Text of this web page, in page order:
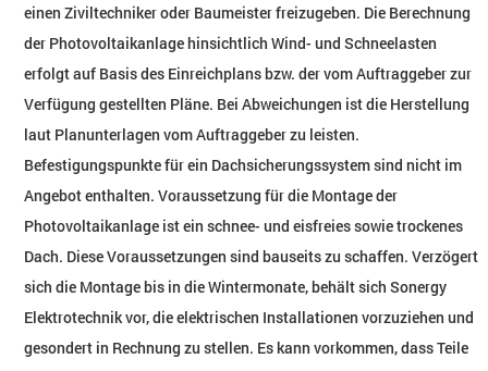
einen Ziviltechniker oder Baumeister freizugeben. Die Berechnung
der Photovoltaikanlage hinsichtlich Wind- und Schneelasten
erfolgt auf Basis des Einreichplans bzw. der vom Auftraggeber zur
Verfügung gestellten Pläne. Bei Abweichungen ist die Herstellung
laut Planunterlagen vom Auftraggeber zu leisten.
Befestigungspunkte für ein Dachsicherungssystem sind nicht im
Angebot enthalten. Voraussetzung für die Montage der
Photovoltaikanlage ist ein schnee- und eisfreies sowie trockenes
Dach. Diese Voraussetzungen sind bauseits zu schaffen. Verzögert
sich die Montage bis in die Wintermonate, behält sich Sonergy
Elektrotechnik vor, die elektrischen Installationen vorzuziehen und
gesondert in Rechnung zu stellen. Es kann vorkommen, dass Teile